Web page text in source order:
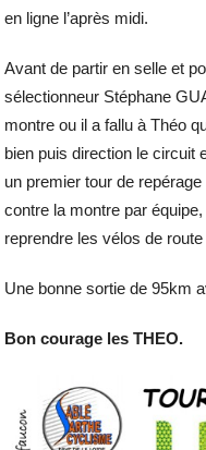
en ligne l’après midi.
Avant de partir en selle et
sélectionneur Stéphane
montre ou il a fallu à Théo
bien puis direction le circuit
un premier tour de
contre la montre par
reprendre les vélos de
Une bonne sortie de 95km
Bon courage les THEO.